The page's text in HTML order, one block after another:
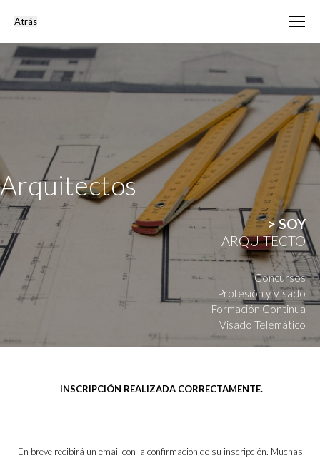
Arquitectos
> SOY
ARQUITECTO
Concursos
Profesión y Visado
Formación Continua
Visado Telemático
INSCRIPCIÓN REALIZADA CORRECTAMENTE.
En breve recibirá un email con la confirmación de su inscripción. Muchas